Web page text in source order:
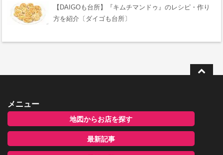
【DAIGOも台所】『キムチマンドゥ』のレシピ・作り
方を紹介〔ダイゴも台所〕
メニュー
地図からお店を探す
最新記事